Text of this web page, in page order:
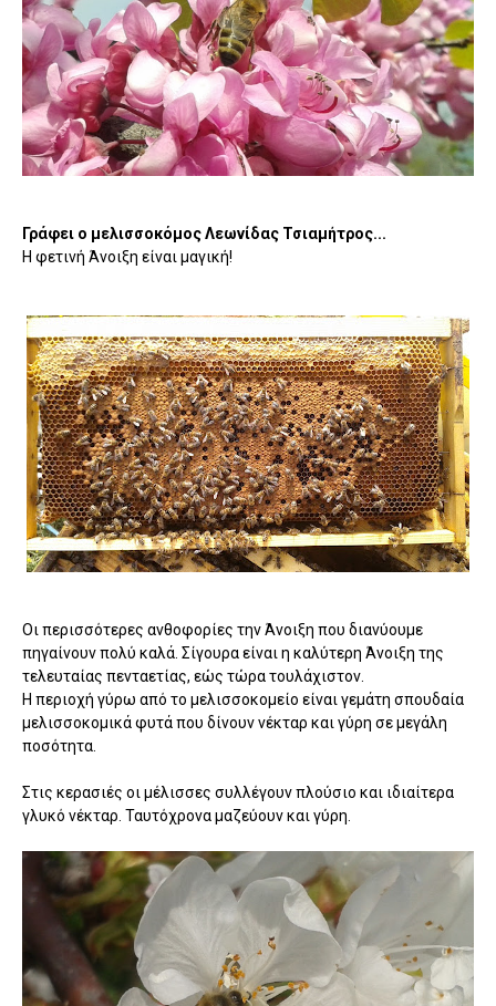
Γράφει ο μελισσοκόμος Λεωνίδας Τσιαμήτρος...
Η φετινή Άνοιξη είναι μαγική!
Οι περισσότερες ανθοφορίες την Άνοιξη που διανύουμε
πηγαίνουν πολύ καλά. Σίγουρα είναι η καλύτερη Άνοιξη της
τελευταίας πενταετίας, εώς τώρα τουλάχιστον.
Η περιοχή γύρω από το μελισσοκομείο είναι γεμάτη σπουδαία
μελισσοκομικά φυτά που δίνουν νέκταρ και γύρη σε μεγάλη
ποσότητα.
Στις κερασιές οι μέλισσες συλλέγουν πλούσιο και ιδιαίτερα
γλυκό νέκταρ. Ταυτόχρονα μαζεύουν και γύρη.